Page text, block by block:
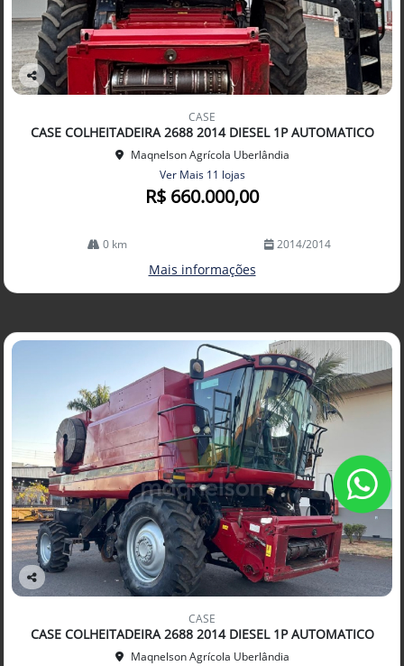
Co
arti
lhe
CASE
CASE COLHEITADEIRA 2688 2014 DIESEL 1P AUTOMATICO
Maqnelson Agrícola Uberlândia
Ver Mais 11 lojas
R$ 660.000,00
0 km 2014/2014
Mais informações
Co
arti
lhe
CASE
CASE COLHEITADEIRA 2688 2014 DIESEL 1P AUTOMATICO
Maqnelson Agrícola Uberlândia